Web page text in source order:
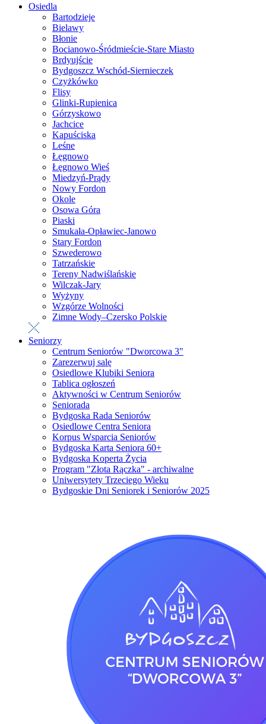
Osiedla
Bartodzieje
Bielawy
Błonie
Bocianowo-Śródmieście-Stare Miasto
Brdyujście
Bydgoszcz Wschód-Siernieczek
Czyżkówko
Flisy
Glinki-Rupienica
Górzyskowo
Jachcice
Kapuściska
Leśne
Łęgnowo
Łęgnowo Wieś
Miedzyń-Prądy
Nowy Fordon
Okole
Osowa Góra
Piaski
Smukała-Opławiec-Janowo
Stary Fordon
Szwederowo
Tatrzańskie
Tereny Nadwiślańskie
Wilczak-Jary
Wyżyny
Wzgórze Wolności
Zimne Wody–Czersko Polskie
Seniorzy
Centrum Seniorów "Dworcowa 3"
Zarezerwuj salę
Osiedlowe Klubiki Seniora
Tablica ogłoszeń
Aktywności w Centrum Seniorów
Seniorada
Bydgoska Rada Seniorów
Osiedlowe Centra Seniora
Korpus Wsparcia Seniorów
Bydgoska Karta Seniora 60+
Bydgoska Koperta Życia
Program "Złota Rączka" - archiwalne
Uniwersytety Trzeciego Wieku
Bydgoskie Dni Seniorek i Seniorów 2025